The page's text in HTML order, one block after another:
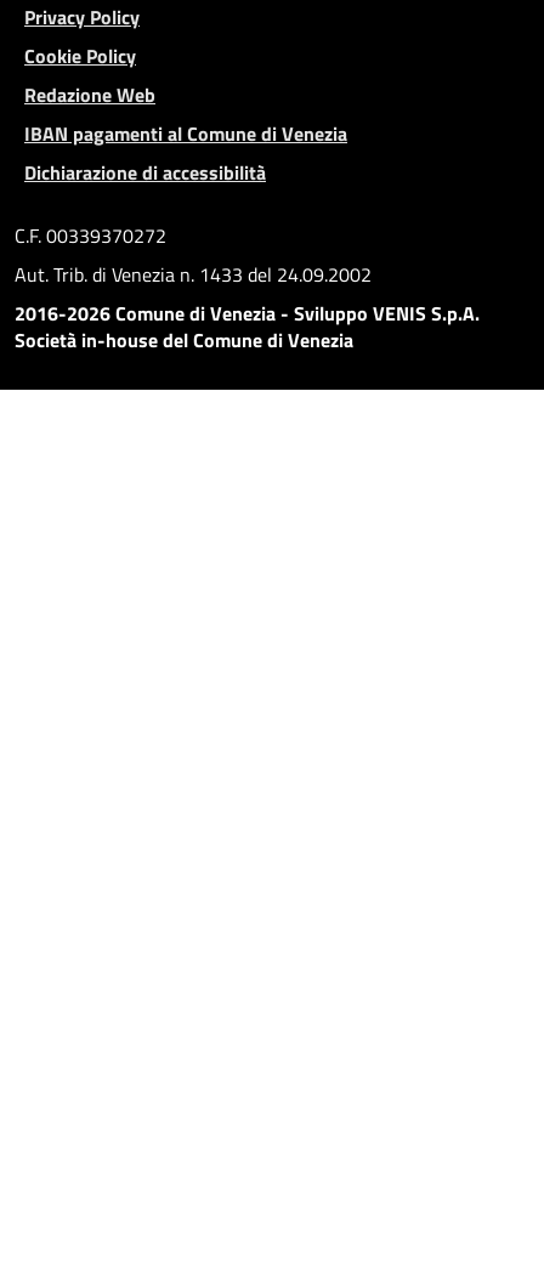
Privacy Policy
Cookie Policy
Redazione Web
IBAN pagamenti al Comune di Venezia
Dichiarazione di accessibilità
C.F. 00339370272
Aut. Trib. di Venezia n. 1433 del 24.09.2002
2016-2026 Comune di Venezia - Sviluppo VENIS S.p.A.
Società in-house del Comune di Venezia